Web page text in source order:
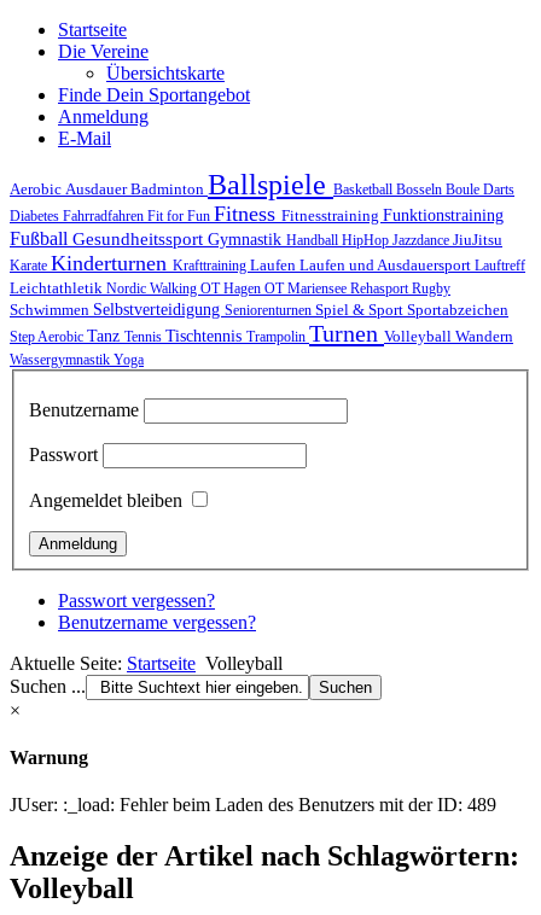
Startseite
Die Vereine
Übersichtskarte
Finde Dein Sportangebot
Anmeldung
E-Mail
Aerobic AusdauerBadminton Ballspiele Basketball Bosseln Boule Darts
Diabetes Fahrradfahren Fit for Fun Fitness Fitnesstraining Funktionstraining
Fußball Gesundheitssport Gymnastik Handball HipHop Jazzdance JiuJitsu
Karate Kinderturnen Krafttraining Laufen Laufen und Ausdauersport Lauftreff
Leichtathletik Nordic Walking OT Hagen OT Mariensee RehasportRugby
Schwimmen Selbstverteidigung Seniorenturnen Spiel & Sport Sportabzeichen
Step Aerobic Tanz Tennis Tischtennis Trampolin Turnen Volleyball Wandern
Wassergymnastik Yoga
Benutzername
Passwort
Angemeldet bleiben
Passwort vergessen?
Benutzername vergessen?
Aktuelle Seite: Startseite Volleyball
Suchen ...
×
Warnung
JUser: :_load: Fehler beim Laden des Benutzers mit der ID: 489
Anzeige der Artikel nach Schlagwörtern:
Volleyball